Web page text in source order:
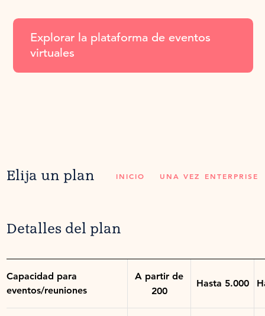
Explorar la plataforma de eventos
virtuales
INICIO UNA VEZ ENTERPRISE
Elija un plan
Detalles del plan
Capacidad para
eventos/reuniones
A partir de
200
Hasta 5.000